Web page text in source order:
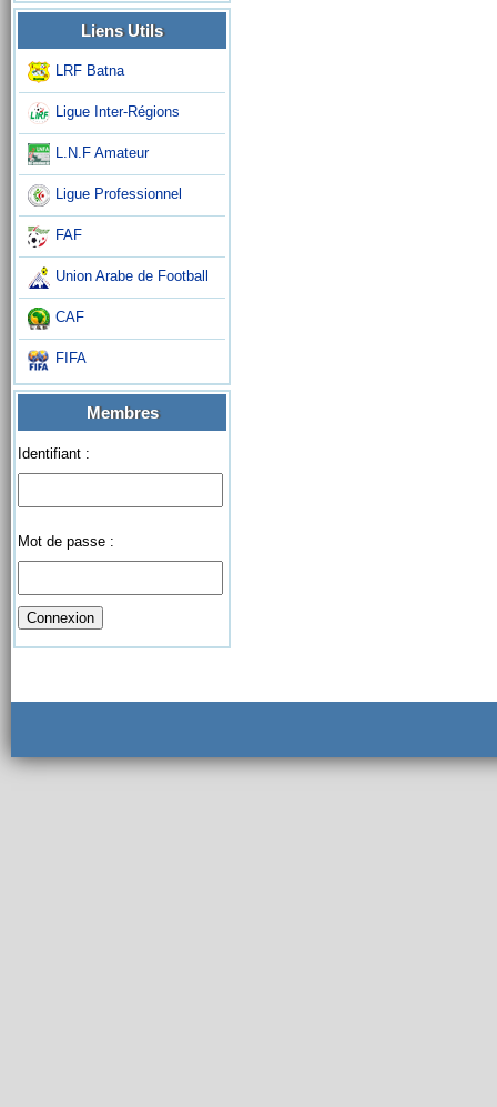
Liens Utils
LRF Batna
Ligue Inter-Régions
L.N.F Amateur
Ligue Professionnel
FAF
Union Arabe de Football
CAF
FIFA
Membres
Identifiant :
Mot de passe :